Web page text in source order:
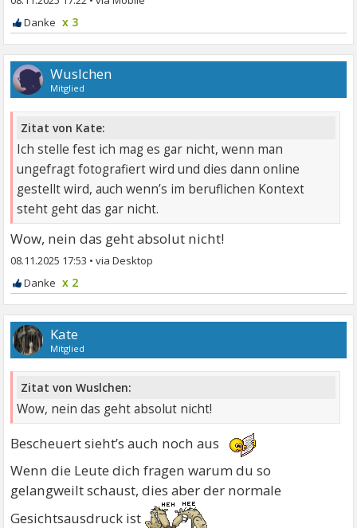
x 3
Wuslchen
Mitglied
Zitat von Kate:
Ich stelle fest ich mag es gar nicht, wenn man
ungefragt fotografiert wird und dies dann online
gestellt wird, auch wenn’s im beruflichen Kontext
steht geht das gar nicht.
Wow, nein das geht absolut nicht!
08.11.2025 17:53 •
x 2
Kate
Mitglied
Zitat von Wuslchen:
Wow, nein das geht absolut nicht!
Bescheuert sieht’s auch noch aus
Wenn die Leute dich fragen warum du so
gelangweilt schaust, dies aber der normale
Gesichtsausdruck ist